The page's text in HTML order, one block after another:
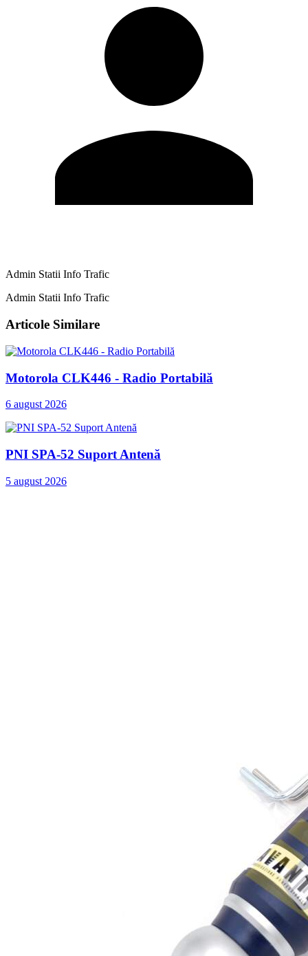
Admin Statii Info Trafic
Admin Statii Info Trafic
Articole Similare
Motorola CLK446 - Radio Portabilă
6 august 2026
PNI SPA-52 Suport Antenă
5 august 2026